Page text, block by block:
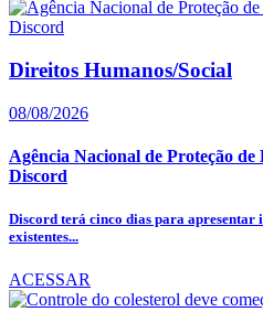
Direitos Humanos/Social
08/08/2026
Agência Nacional de Proteção
Discord
Discord terá cinco dias para apresentar
existentes...
ACESSAR